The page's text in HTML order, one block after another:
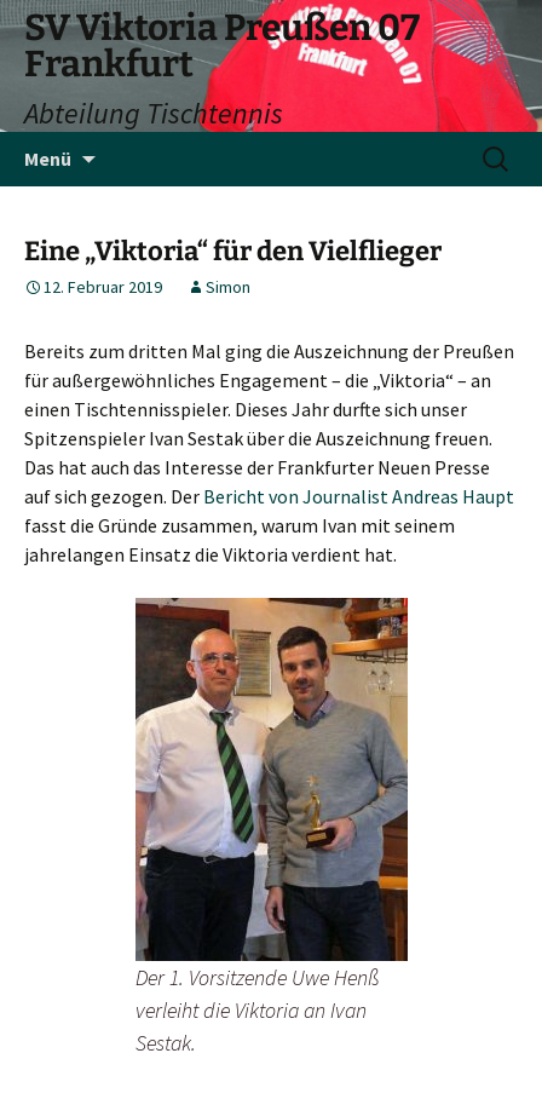
SV Viktoria Preußen 07
Frankfurt
Abteilung Tischtennis
Menü
Suchen
nach:
Eine „Viktoria“ für den Vielflieger
12. Februar 2019 Simon
Bereits zum dritten Mal ging die Auszeichnung der Preußen
für außergewöhnliches Engagement – die „Viktoria“ – an
einen Tischtennisspieler. Dieses Jahr durfte sich unser
Spitzenspieler Ivan Sestak über die Auszeichnung freuen.
Das hat auch das Interesse der Frankfurter Neuen Presse
auf sich gezogen. Der Bericht von Journalist Andreas Haupt
fasst die Gründe zusammen, warum Ivan mit seinem
jahrelangen Einsatz die Viktoria verdient hat.
Der 1. Vorsitzende Uwe Henß
verleiht die Viktoria an Ivan
Sestak.